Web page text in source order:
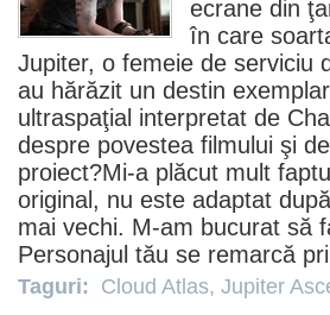
ecrane din
în care
Jupiter, o femeie de serviciu
au hărăzit un destin
ultraspaţial interpretat de
despre povestea filmului şi
proiect?Mi-a plăcut mult
original, nu este adaptat
mai vechi. M-am bucurat să
Personajul tău se remarcă
Taguri: Cloud Atlas, Jupiter